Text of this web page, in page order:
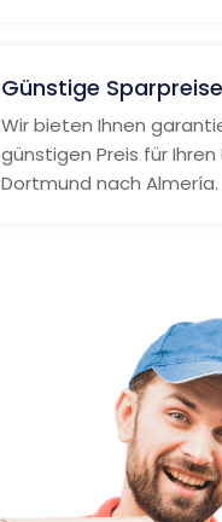
Günstige Sparpreise
Wir bieten Ihnen
günstigen Preis für Ihren
Dortmund nach Almería.